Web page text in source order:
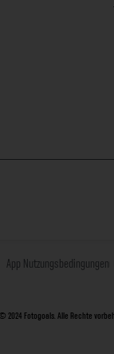
App Nutzungsbedingungen
© 2024 Fotogoals. Alle Rechte